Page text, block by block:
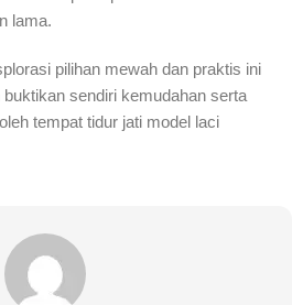
lama.
pilihan mewah dan praktis ini
sendiri kemudahan serta
tempat tidur jati model laci